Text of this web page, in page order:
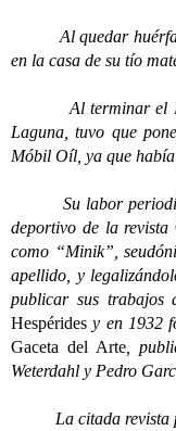
Al quedar huérfano
en la casa de su tío
Al terminar el
Laguna, tuvo que
Móbil Oíl, ya que
Su labor
deportivo de la revista
como “Minik”,
apellido, y
publicar sus trabajos
Hespérides y en 1932
Gaceta del Arte ,
Weterdahl y Pedro
La citada revista